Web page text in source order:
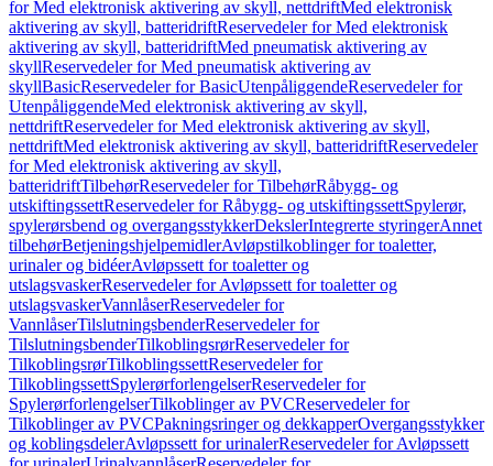
for Med elektronisk aktivering av skyll, nettdriftMed elektronisk
aktivering av skyll, batteridriftReservedeler for Med elektronisk
aktivering av skyll, batteridriftMed pneumatisk aktivering av
skyllReservedeler for Med pneumatisk aktivering av
skyllBasicReservedeler for BasicUtenpåliggendeReservedeler for
UtenpåliggendeMed elektronisk aktivering av skyll,
nettdriftReservedeler for Med elektronisk aktivering av skyll,
nettdriftMed elektronisk aktivering av skyll, batteridriftReservedeler
for Med elektronisk aktivering av skyll,
batteridriftTilbehørReservedeler for TilbehørRåbygg- og
utskiftingssettReservedeler for Råbygg- og utskiftingssettSpylerør,
spylerørsbend og overgangsstykkerDekslerIntegrerte styringerAnnet
tilbehørBetjeningshjelpemidlerAvløpstilkoblinger for toaletter,
urinaler og bidéerAvløpssett for toaletter og
utslagsvaskerReservedeler for Avløpssett for toaletter og
utslagsvaskerVannlåserReservedeler for
VannlåserTilslutningsbenderReservedeler for
TilslutningsbenderTilkoblingsrørReservedeler for
TilkoblingsrørTilkoblingssettReservedeler for
TilkoblingssettSpylerørforlengelserReservedeler for
SpylerørforlengelserTilkoblinger av PVCReservedeler for
Tilkoblinger av PVCPakningsringer og dekkapperOvergangsstykker
og koblingsdelerAvløpssett for urinalerReservedeler for Avløpssett